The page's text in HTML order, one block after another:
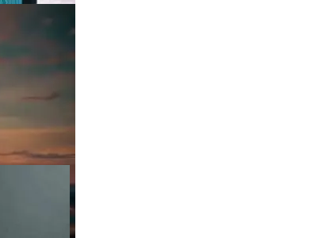
Этапы Возведения
Конструкции И Мощностью